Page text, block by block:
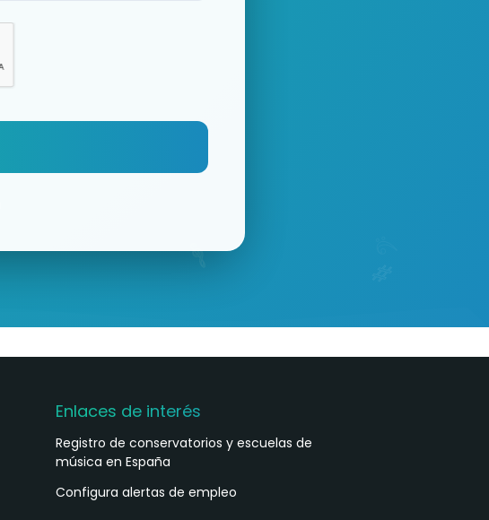
Enlaces de interés
Registro de conservatorios y escuelas de
música en España
Configura alertas de empleo